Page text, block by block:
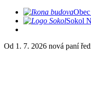
Sokol
Od 1. 7. 2026 nová paní